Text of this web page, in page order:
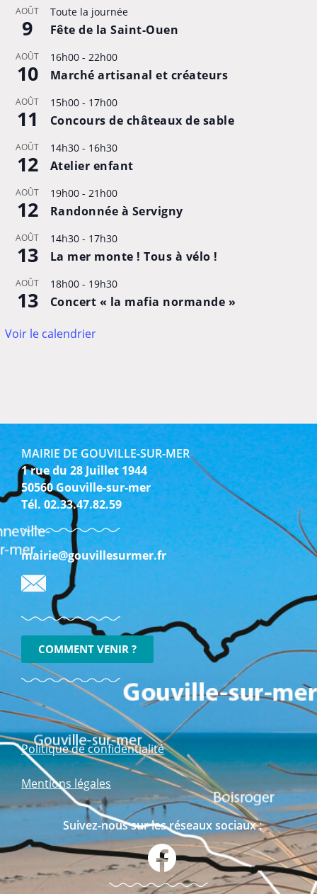
AOÛT
9
Toute la journée
Fête de la Saint-Ouen
AOÛT
10
16h00- 22h00
Marché artisanal et créateurs
AOÛT
11
15h00- 17h00
Concours de châteaux de sable
AOÛT
12
14h30- 16h30
Atelier enfant
AOÛT
12
19h00- 21h00
Randonnée à Servigny
AOÛT
13
14h30- 17h30
La mer monte ! Tous à vélo !
AOÛT
13
18h00- 19h30
Concert « la mafia normande »
Voir le calendrier
MAIRIE DE GOUVILLE-SUR-MER
1 rue du 28 Juillet 1944
50560 Gouville-sur-mer
Tél. 02.33.47.82.59
mairie@gouvillesurmer.fr
COMMENT VENIR ?
Politique de confidentialité
Mentions légales
Suivez-nous sur les réseaux sociaux :